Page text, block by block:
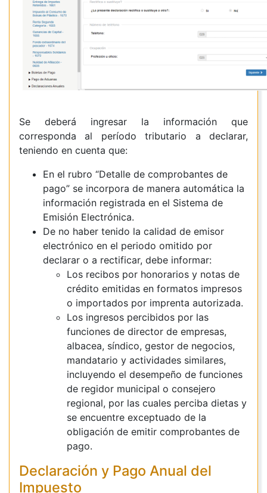
Se deberá ingresar la información que
corresponda al período tributario a declarar,
teniendo en cuenta que:
En el rubro “Detalle de comprobantes de
pago” se incorpora de manera automática la
información registrada en el Sistema de
Emisión Electrónica.
De no haber tenido la calidad de emisor
electrónico en el periodo omitido por
declarar o a rectificar, debe informar:
Los recibos por honorarios y notas de
crédito emitidas en formatos impresos
o importados por imprenta autorizada.
Los ingresos percibidos por las
funciones de director de empresas,
albacea, síndico, gestor de negocios,
mandatario y actividades similares,
incluyendo el desempeño de funciones
de regidor municipal o consejero
regional, por las cuales perciba dietas y
se encuentre exceptuado de la
obligación de emitir comprobantes de
pago.
Declaración y Pago Anual del
Impuesto